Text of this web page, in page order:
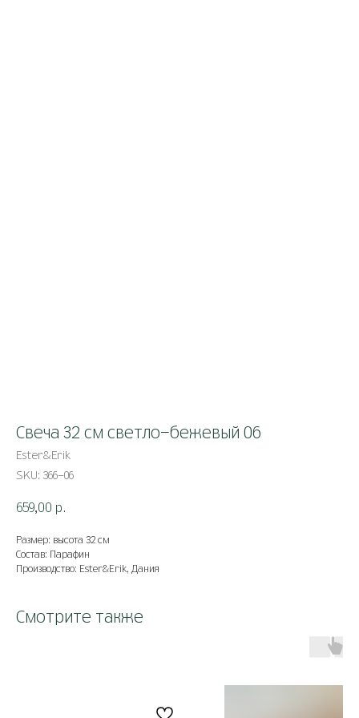
Свеча 32 см светло-бежевый 06
Ester&Erik
SKU: 366-06
659,00 р.
Размер: высота 32 см
Состав: Парафин
Производство: Ester&Erik, Дания
Смотрите также